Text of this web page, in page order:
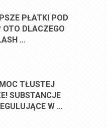
PŁATKI POD
OTO DLACZEGO
…
TŁUSTEJ
SUBSTANCJE
W …